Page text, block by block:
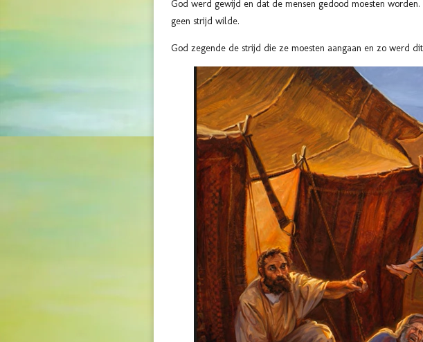
God werd gewijd en dat de mensen gedood moesten
geen strijd wilde.
God zegende de strijd die ze moesten aangaan en zo werd